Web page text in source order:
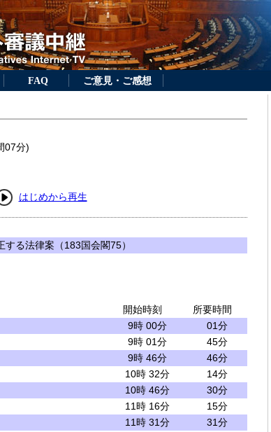
FAQ ご意見・ご感想
07分)
はじめから再生
る法律案（183国会閣75）
開始時刻
所要時間
9時 00分
01分
9時 01分
45分
9時 46分
46分
10時 32分
14分
10時 46分
30分
11時 16分
15分
11時 31分
31分